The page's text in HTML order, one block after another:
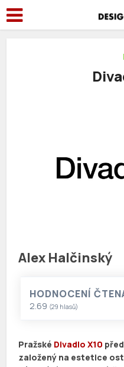
Alex Halčinský
HODNOCENÍ
2.69 (29 hlasů)
Pražské Divadlo X10
založený na estetice